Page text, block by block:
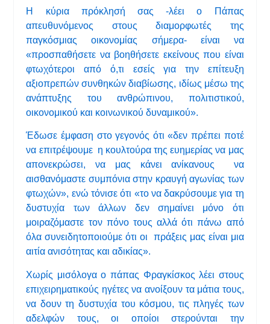
Η κύρια πρόκλησή σας -λέει ο Πάπας
απευθυνόμενος στους διαμορφωτές της
παγκόσμιας οικονομίας σήμερα- είναι να
«προσπαθήσετε να βοηθήσετε εκείνους που είναι
φτωχότεροι από ό,τι εσείς για την επίτευξη
αξιοπρεπών συνθηκών διαβίωσης, ιδίως μέσω της
ανάπτυξης του ανθρώπινου, πολιτιστικού,
οικονομικού και κοινωνικού δυναμικού».
Έδωσε έμφαση στο γεγονός ότι «δεν πρέπει ποτέ
να επιτρέψουμε η κουλτούρα της ευημερίας να μας
απονεκρώσει, να μας κάνει ανίκανους να
αισθανόμαστε συμπόνια στην κραυγή αγωνίας των
φτωχών», ενώ τόνισε ότι «το να δακρύσουμε για τη
δυστυχία των άλλων δεν σημαίνει μόνο ότι
μοιραζόμαστε τον πόνο τους αλλά ότι πάνω από
όλα συνειδητοποιούμε ότι οι πράξεις μας είναι μια
αιτία ανισότητας και αδικίας».
Χωρίς μισόλογα ο πάπας Φραγκίσκος λέει στους
επιχειρηματικούς ηγέτες να ανοίξουν τα μάτια τους,
να δουν τη δυστυχία του κόσμου, τις πληγές των
αδελφών τους, οι οποίοι στερούνται την